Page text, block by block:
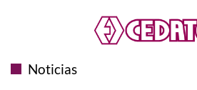
Noticias